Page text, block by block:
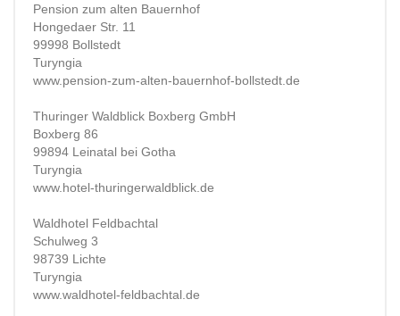
Pension zum alten Bauernhof
Hongedaer Str. 11
99998 Bollstedt
Turyngia
www.pension-zum-alten-bauernhof-bollstedt.de
Thuringer Waldblick Boxberg GmbH
Boxberg 86
99894 Leinatal bei Gotha
Turyngia
www.hotel-thuringerwaldblick.de
Waldhotel Feldbachtal
Schulweg 3
98739 Lichte
Turyngia
www.waldhotel-feldbachtal.de